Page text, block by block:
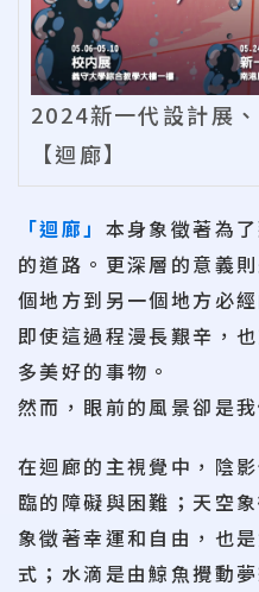
2024新一代設計展
【迴廊】
「迴廊」 本身象徵著為
的道路。更深層的意義
個地方到另一個地方必經
即使這過程漫長艱辛，
多美好的事物。
然而，眼前的風景卻是
在迴廊的主視覺中，陰
臨的障礙與困難；天空
象徵著幸運和自由，也
式；水滴是由鯨魚攪動